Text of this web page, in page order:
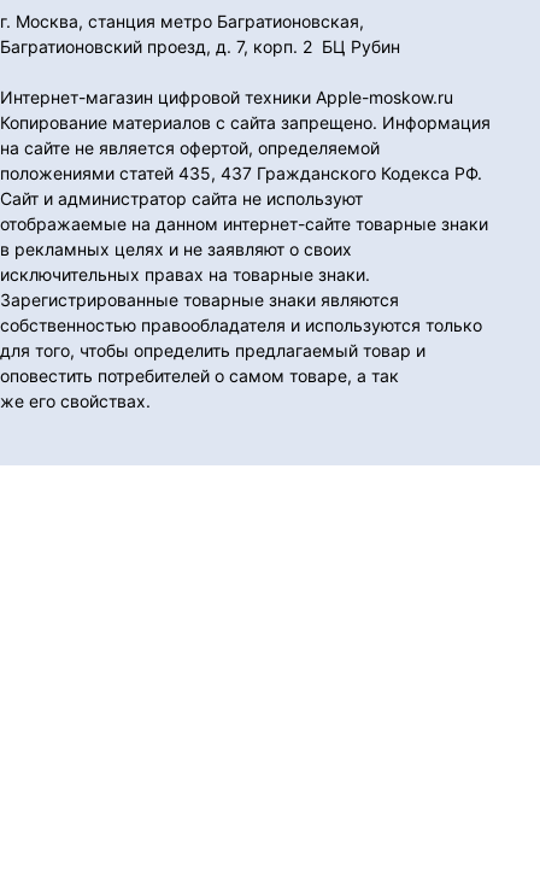
г. Москва, станция метро Багратионовская,
Багратионовский проезд, д. 7, корп. 2 БЦ Рубин
Интернет-магазин цифровой техники Apple-moskow.ru
Копирование материалов с сайта запрещено. Информация
на сайте не является офертой, определяемой
положениями статей 435, 437 Гражданского Кодекса РФ.
Сайт и администратор сайта не используют
отображаемые на данном интернет-сайте товарные знаки
в рекламных целях и не заявляют о своих
исключительных правах на товарные знаки.
Зарегистрированные товарные знаки являются
собственностью правообладателя и используются только
для того, чтобы определить предлагаемый товар и
оповестить потребителей о самом товаре, а так
же его свойствах.